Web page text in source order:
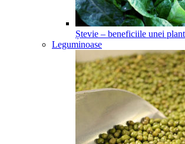
Ștevie – beneficiile unei
Leguminoase